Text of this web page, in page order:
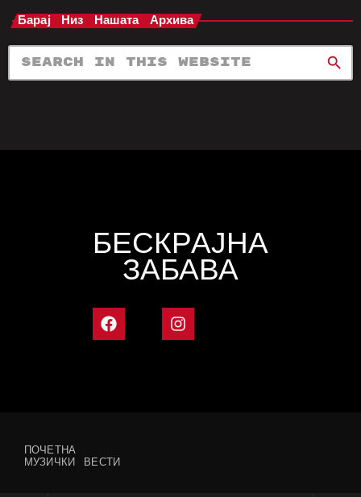
Барај Низ Нашата Архива
search
БЕСКРАЈНА
ЗАБАВА
ПОЧЕТНА
МУЗИЧКИ ВЕСТИ